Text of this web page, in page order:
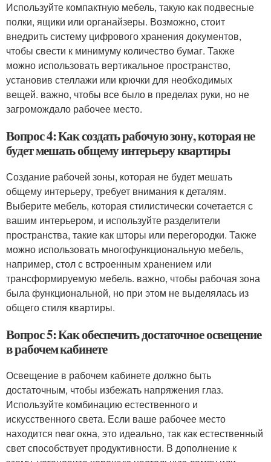
Используйте компактную мебель, такую как подвесные
полки, ящики или органайзеры. Возможно, стоит
внедрить систему цифрового хранения документов,
чтобы свести к минимуму количество бумаг. Также
можно использовать вертикальное пространство,
установив стеллажи или крючки для необходимых
вещей. важно, чтобы все было в пределах руки, но не
загромождало рабочее место.
Вопрос 4: Как создать рабочую зону, которая не
будет мешать общему интерьеру квартиры
Создание рабочей зоны, которая не будет мешать
общему интерьеру, требует внимания к деталям.
Выберите мебель, которая стилистически сочетается с
вашим интерьером, и используйте разделители
пространства, такие как шторы или перегородки. Также
можно использовать многофункциональную мебель,
например, стол с встроенным хранением или
трансформируемую мебель. важно, чтобы рабочая зона
была функциональной, но при этом не выделялась из
общего стиля квартиры.
Вопрос 5: Как обеспечить достаточное освещение
в рабочем кабинете
Освещение в рабочем кабинете должно быть
достаточным, чтобы избежать напряжения глаз.
Используйте комбинацию естественного и
искусственного света. Если ваше рабочее место
находится near окна, это идеально, так как естественный
свет способствует продуктивности. В дополнение к